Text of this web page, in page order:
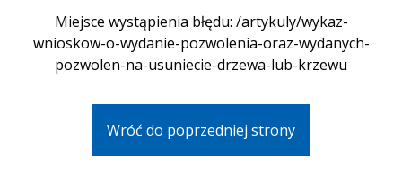
Miejsce wystąpienia błędu: /artykuly/wykaz-
wnioskow-o-wydanie-pozwolenia-oraz-wydanych-
pozwolen-na-usuniecie-drzewa-lub-krzewu
Wróć do poprzedniej strony